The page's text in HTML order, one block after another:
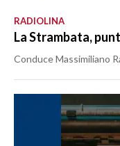
RADIOLINA
La Strambata,
Conduce Massimiliano